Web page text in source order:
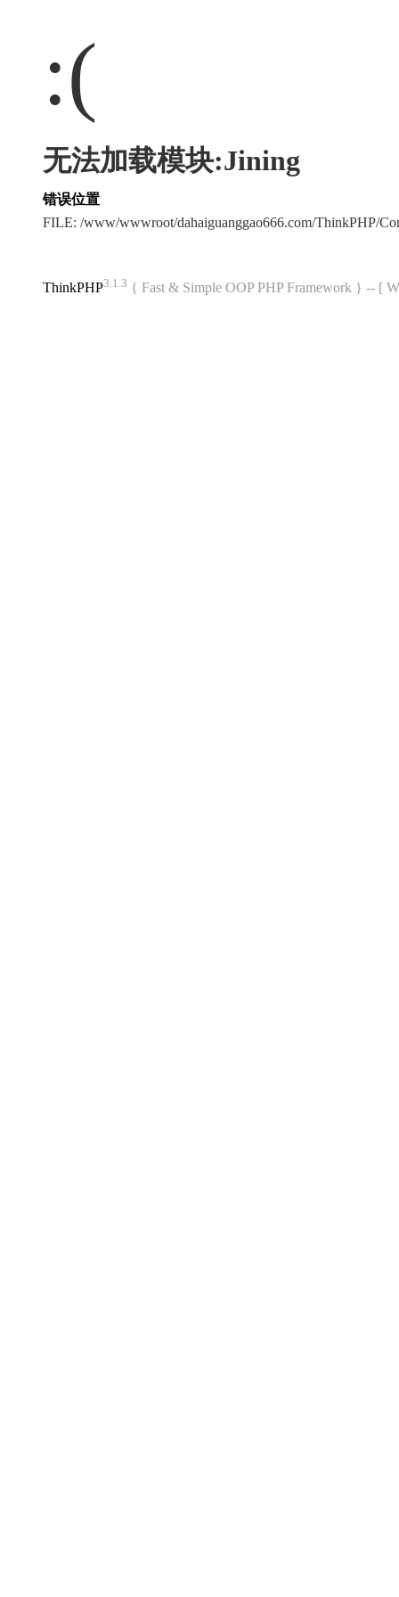
:(
无法加载模块:Jining
错误位置
FILE: /www/wwwroot/dahaiguanggao666.com/ThinkPHP/
ThinkPHP3.1.3 { Fast & Simple OOP PHP Framework } -- [